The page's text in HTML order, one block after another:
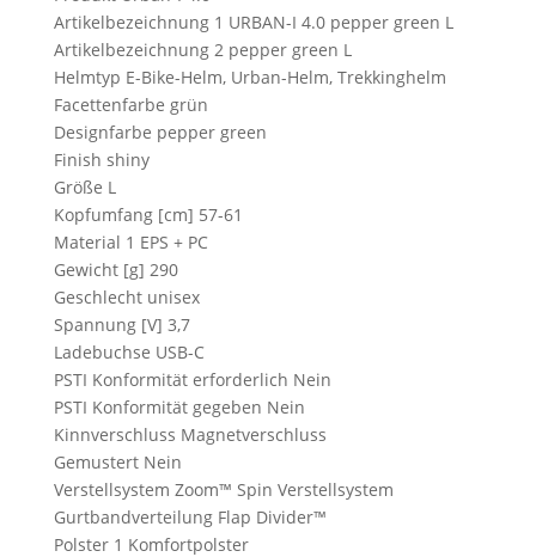
Artikelbezeichnung 1 URBAN-I 4.0 pepper green L
Artikelbezeichnung 2 pepper green L
Helmtyp E-Bike-Helm, Urban-Helm, Trekkinghelm
Facettenfarbe grün
Designfarbe pepper green
Finish shiny
Größe L
Kopfumfang [cm] 57-61
Material 1 EPS + PC
Gewicht [g] 290
Geschlecht unisex
Spannung [V] 3,7
Ladebuchse USB-C
PSTI Konformität erforderlich Nein
PSTI Konformität gegeben Nein
Kinnverschluss Magnetverschluss
Gemustert Nein
Verstellsystem Zoom™ Spin Verstellsystem
Gurtbandverteilung Flap Divider™
Polster 1 Komfortpolster